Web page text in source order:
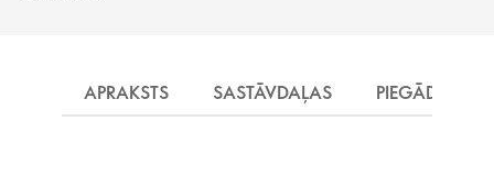
APRAKSTS SASTĀVDAĻAS PIEGĀDE